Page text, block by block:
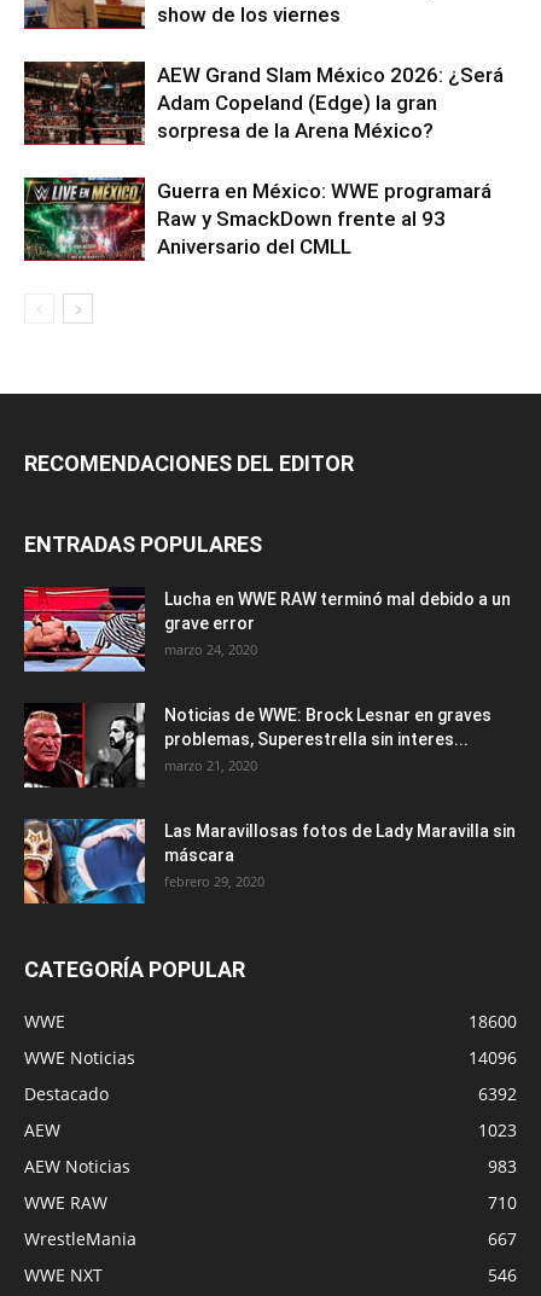
show de los viernes
AEW Grand Slam México 2026: ¿Será
Adam Copeland (Edge) la gran
sorpresa de la Arena México?
Guerra en México: WWE programará
Raw y SmackDown frente al 93
Aniversario del CMLL
RECOMENDACIONES DEL EDITOR
ENTRADAS POPULARES
Lucha en WWE RAW terminó mal debido a un
grave error
marzo 24, 2020
Noticias de WWE: Brock Lesnar en graves
problemas, Superestrella sin interes...
marzo 21, 2020
Las Maravillosas fotos de Lady Maravilla sin
máscara
febrero 29, 2020
CATEGORÍA POPULAR
WWE
18600
WWE Noticias
14096
Destacado
6392
AEW
1023
AEW Noticias
983
WWE RAW
710
WrestleMania
667
WWE NXT
546